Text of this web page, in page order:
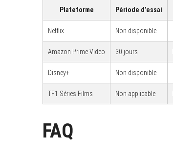
Plateforme Période d’essai
Netflix Non disponible
Amazon Prime Video 30 jours
Disney+ Non disponible
TF1 Séries Films Non applicable
FAQ